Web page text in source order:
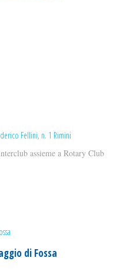
Fellini, n. 1 Rimini
assieme a Rotary Club
di Fossa